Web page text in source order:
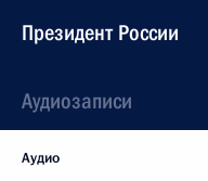
Президент России
Аудиозаписи
Аудио